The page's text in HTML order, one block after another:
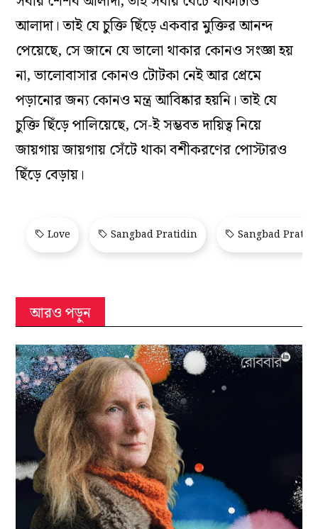
আলাদা। তাই যে চুক্তি ছিঁড়ে একবার মুক্তির আনন্দ
পেয়েছে, সে জানে যে ভালো থাকার কোনও সংজ্ঞা হয়
না, ভালোবাসার কোনও টোটকা নেই আর প্রেমে
পড়ানোর জন্য কোনও মন্ত্র আবিষ্কার হয়নি। তাই যে
চুক্তি ছিঁড়ে পালিয়েছে, সে-ই সম্ভবত দায়িত্ব নিয়ে
জায়গায় জায়গায় সেঁটে থাকা বশীকরণের পোস্টারও
ছিঁড়ে বেড়ায়।
Love Sangbad Pratidin Sangbad
আরও পড়ুন